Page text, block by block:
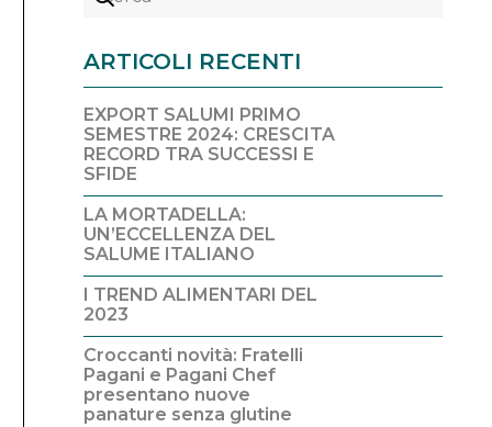
ARTICOLI RECENTI
EXPORT SALUMI PRIMO
SEMESTRE 2024: CRESCITA
RECORD TRA SUCCESSI E
SFIDE
LA MORTADELLA:
UN’ECCELLENZA DEL
SALUME ITALIANO
I TREND ALIMENTARI DEL
2023
Croccanti novità: Fratelli
Pagani e Pagani Chef
presentano nuove
panature senza glutine